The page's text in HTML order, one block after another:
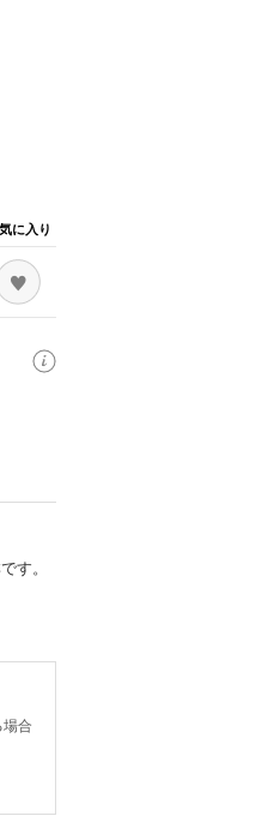
に入り
す。
合